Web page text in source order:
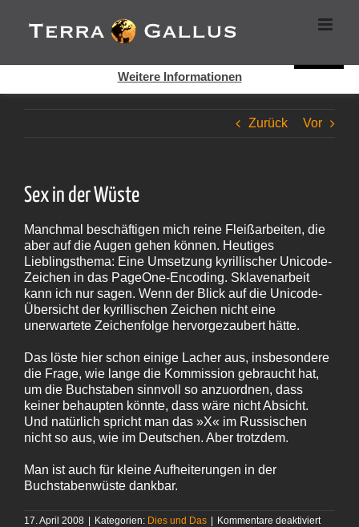
Inhalt
springen
Zurück Vor
Sex in der Wüste
Manchmal beschäftigen mich reine Fleißarbeiten, die
aber auf die Augen gehen können. Heutiges
Lieblingsthema: Eine Umsetzung kyrillischer Unicode-
Zeichen in das PageOne-Encoding. Sklavenarbeit
kann ich nur sagen. Wenn der Blick auf die Unicode-
Übersicht der kyrillischen Zeichen nicht eine
unerwartete Zeichenfolge hervorgezaubert hätte.
Das löste hier schon einige Lacher aus, insbesondere
die Frage, wie lange die Kommission gebraucht hat,
um die Buchstaben sinnvoll so anzuordnen, dass
keiner behaupten könnte, dass wäre nicht Absicht.
Und natürlich spricht man das »X« im Russischen
nicht so aus, wie im Deutschen. Aber trotzdem.
Man ist auch für kleine Aufheiterungen in der
Buchstabenwüste dankbar.
17. April 2008 | Kategorien: Dies und Das | Kommentare deaktiviertfür
Cookies helfen auf auf dieser Seite bei der Bereitstellung der
Dienste. Durch die Nutzung dieser Webseite erklären Sie sich
Weitere Informationen